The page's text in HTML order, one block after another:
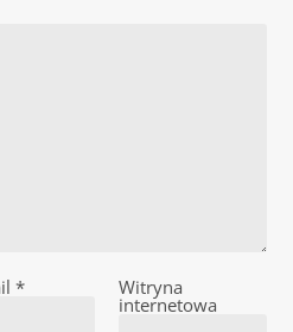
* Witryna
internetowa